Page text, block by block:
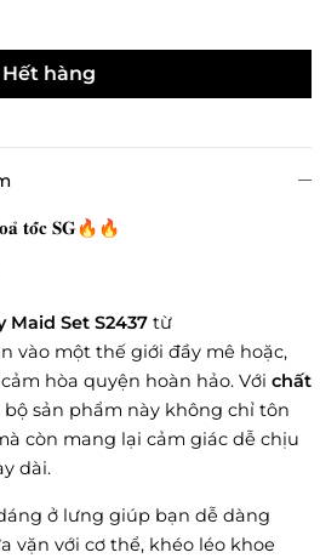
Hết hàng
𝐭𝐨̂́𝐜 𝐒𝐆🔥🔥
Maid Set S2437 từ
vào một thế giới đầy mê hoặc,
hòa quyện hoàn hảo. Với chất
sản phẩm này không chỉ tôn
còn mang lại cảm giác dễ chịu
dài.
ở lưng giúp bạn dễ dàng
vặn với cơ thể, khéo léo khoe